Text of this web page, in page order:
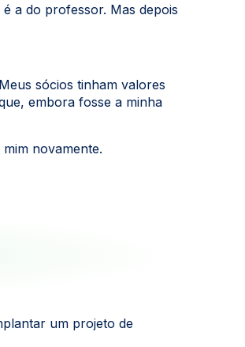
a do professor. Mas depois
sócios tinham valores
embora fosse a minha
novamente.
um projeto de